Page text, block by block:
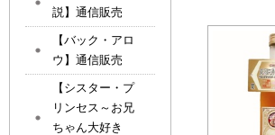
説】通信販売
【バック・アロ
ウ】通信販売
【シスター・プ
リンセス～お兄
ちゃん大好き